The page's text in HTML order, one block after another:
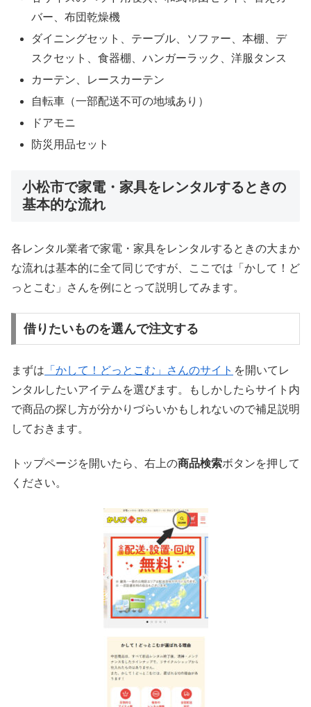
バー、布団乾燥機
ダイニングセット、テーブル、ソファー、本棚、デ
スクセット、食器棚、ハンガーラック、洋服タンス
カーテン、レースカーテン
自転車（一部配送不可の地域あり）
ドアモニ
防災用品セット
小松市で家電・家具をレンタルするときの
基本的な流れ
各レンタル業者で家電・家具をレンタルするときの大まか
な流れは基本的に全て同じですが、ここでは「かして！ど
っとこむ」さんを例にとって説明してみます。
借りたいものを選んで注文する
まずは 「かして！どっとこむ」さんのサイト を開いてレ
ンタルしたいアイテムを選びます。もしかしたらサイト内
で商品の探し方が分かりづらいかもしれないので補足説明
しておきます。
トップページを開いたら、右上の商品検索ボタンを押して
ください。